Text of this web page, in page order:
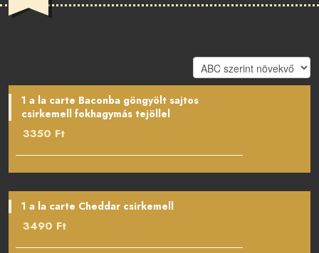
1 a la carte Baconba göngyölt sajtos
csirkemell fokhagymás tejöllel
3350 Ft
1 a la carte Cheddar csirkemell
3490 Ft